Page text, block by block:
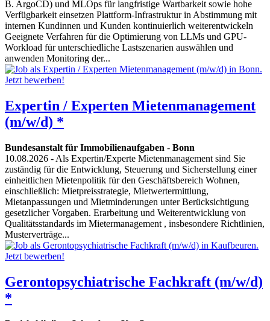
B. ArgoCD) und MLOps für langfristige Wartbarkeit sowie hohe
Verfügbarkeit einsetzen Plattform-Infrastruktur in Abstimmung mit
internen Kundinnen und Kunden kontinuierlich weiterentwickeln
Geeignete Verfahren für die Optimierung von LLMs und GPU-
Workload für unterschiedliche Lastszenarien auswählen und
anwenden Monitoring der...
Expertin / Experten Mietenmanagement
(m/w/d) *
Bundesanstalt für Immobilienaufgaben - Bonn
10.08.2026 - Als Expertin/​​Experte Mietenmanagement sind Sie
zuständig für die Entwicklung, Steuerung und Sicherstellung einer
einheitlichen Mietenpolitik für den Geschäftsbereich Wohnen,
einschließlich: Mietpreisstrategie, Mietwertermittlung,
Mietanpassungen und Mietminderungen unter Berücksichtigung
gesetzlicher Vorgaben. Erarbeitung und Weiterentwicklung von
Qualitätsstandards im Mietermanagement , insbesondere Richtlinien,
Musterverträge...
Gerontopsychiatrische Fachkraft (m/w/d)
*